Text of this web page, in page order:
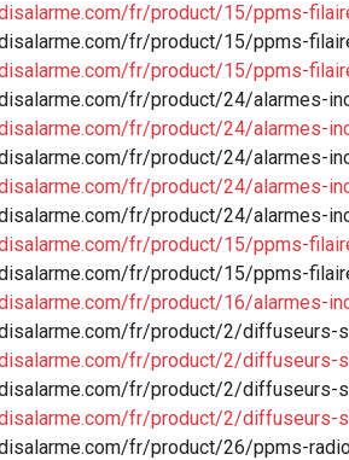
fr/product/15/ppms-
fr/product/15/ppms-
fr/product/15/ppms-
fr/product/24/alarmes-
fr/product/24/alarmes-
fr/product/24/alarmes-
fr/product/24/alarmes-
fr/product/24/alarmes-
fr/product/15/ppms-
fr/product/15/ppms-
fr/product/16/alarmes-
fr/product/2/
fr/product/2/
fr/product/2/
fr/product/2/
fr/product/26/ppms-